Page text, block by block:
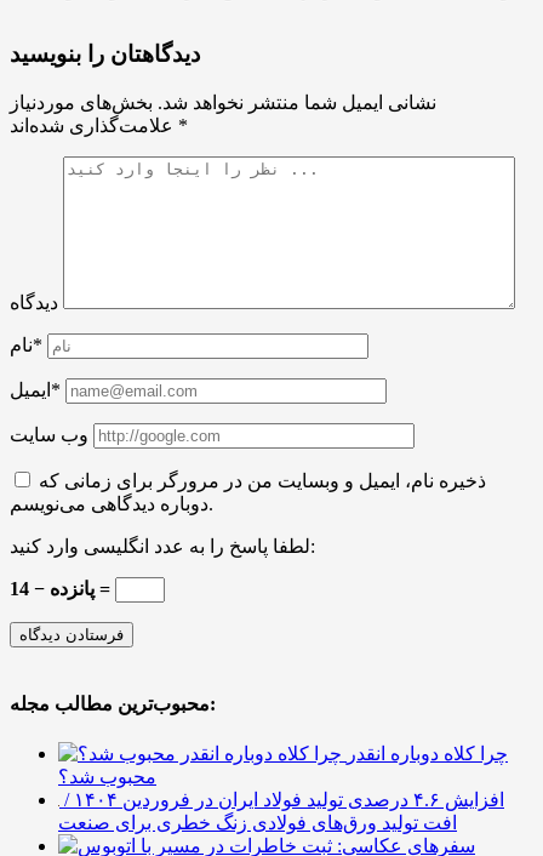
دیدگاهتان را بنویسید
نشانی ایمیل شما منتشر نخواهد شد. بخش‌های موردنیاز
*
دیدگاه
نام*
ایمیل*
وب سایت
ذخیره نام، ایمیل و وبسایت من در مرورگر برای زمانی که
دوباره دیدگاهی می‌نویسم.
لطفا پاسخ را به عدد انگلیسی وارد کنید:
پانزده − 14 =
محبوب‌ترین مطالب مجله:
چرا کلاه دوباره انقدر
محبوب شد؟
افزایش ۴.۶ درصدی تولید فولاد ایران در فروردین ۱۴۰۴ /
افت تولید ورق‌های فولادی زنگ خطری برای صنعت